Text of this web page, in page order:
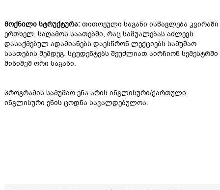
მოქნილი სტრუქტურა: თითოეული საგანი ისწავლება კვირაში
ერთხელ, საღამოს საათებში, რაც საშუალებას აძლევს
დასაქმებულ ადამიანებს დაესწრონ ლექციებს სამუშაო
საათების შემდეგ. სტუდენტებს შეუძლიათ აირჩიონ სემესტრში
მინიმუმ ორი საგანი.
პროგრამის სამუშაო ენა არის ინგლისური/ქართული.
ინგლისური ენის ცოდნა სავალდებულოა.